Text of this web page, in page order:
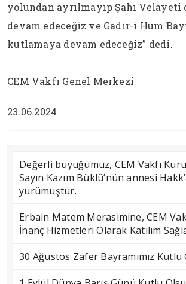
yolundan ayrılmayıp Şahı Velayeti
devam edeceğiz ve Gadir-i Hum
kutlamaya devam edeceğiz” dedi.
CEM Vakfı Genel Merkezi
23.06.2024
Değerli büyüğümüz, CEM Vakfı
Sayın Kazım Büklü’nün annesi
yürümüştür.
Erbain Matem Merasimine, CEM
İnanç Hizmetleri Olarak Katılım
30 Ağustos Zafer Bayramımız Kutlu